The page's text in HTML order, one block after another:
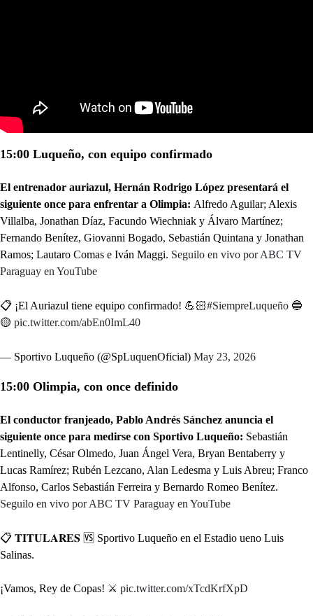
15:00 Luqueño, con equipo confirmado
El entrenador auriazul, Hernán Rodrigo López presentará el
siguiente once para enfrentar a Olimpia: Alfredo Aguilar; Alexis
Villalba, Jonathan Díaz, Facundo Wiechniak y Álvaro Martínez;
Fernando Benítez, Giovanni Bogado, Sebastián Quintana y Jonathan
Ramos; Lautaro Comas e Iván Maggi. Seguilo en vivo por ABC TV
Paraguay en YouTube
📋 ¡El Auriazul tiene equipo confirmado! 💪🏻#SiempreLuqueño 🔵
🟡 pic.twitter.com/abEn0ImL40
— Sportivo Luqueño (@SpLuquenOficial) May 23, 2026
15:00 Olimpia, con once definido
El conductor franjeado, Pablo Andrés Sánchez anuncia el
siguiente once para medirse con Sportivo Luqueño: Sebastián
Lentinelly, César Olmedo, Juan Ángel Vera, Bryan Bentaberry y
Lucas Ramírez; Rubén Lezcano, Alan Ledesma y Luis Abreu; Franco
Alfonso, Carlos Sebastián Ferreira y Bernardo Romeo Benítez.
Seguilo en vivo por ABC TV Paraguay en YouTube
📋 𝐓𝐈𝐓𝐔𝐋𝐀𝐑𝐄𝐒 🆚️ Sportivo Luqueño en el Estadio ueno Luis
Salinas.
¡Vamos, Rey de Copas! ⚔️ pic.twitter.com/xTcdKrfXpD